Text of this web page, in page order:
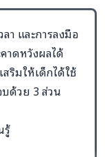
ลา และการลงมือ
าดหวังผลได้
ริมให้เด็กได้ใช้
ด้วย 3 ส่วน
รู้